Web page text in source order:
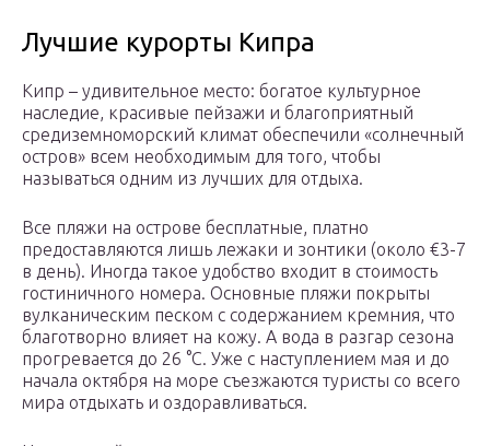
Лучшие курорты Кипра
Кипр – удивительное место: богатое культурное
наследие, красивые пейзажи и благоприятный
средиземноморский климат обеспечили «солнечный
остров» всем необходимым для того, чтобы
называться одним из лучших для отдыха.
Все пляжи на острове бесплатные, платно
предоставляются лишь лежаки и зонтики (около €3-7
в день). Иногда такое удобство входит в стоимость
гостиничного номера. Основные пляжи покрыты
вулканическим песком с содержанием кремния, что
благотворно влияет на кожу. А вода в разгар сезона
прогревается до 26 °С. Уже с наступлением мая и до
начала октября на море съезжаются туристы со всего
мира отдыхать и оздоравливаться.